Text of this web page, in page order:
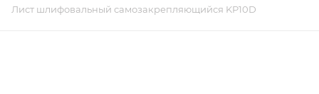
Лист шлифовальный самозакрепляющийся KP10D